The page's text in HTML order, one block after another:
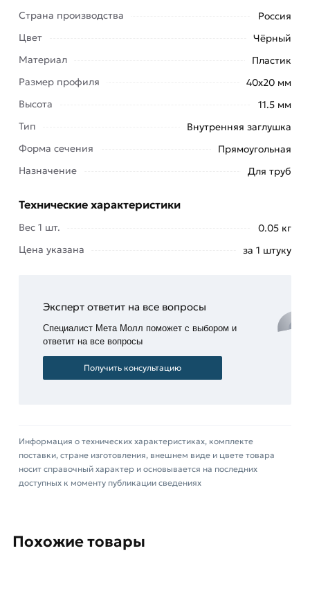
Пластиковые заглушки прямоугольной формы
типа. Такие элементы обеспечивают
конструкции защиту, так как предохраняют
попадание пыли и влаги, тем самым продлевая
эксплуатационный срок труб.
Универсальность пластиковых заглушек
их для решения разного рода задач. Заглушки
40х20 мм применяются при производстве
производственных емкостей, гидравлических
Основная функция прямоугольных заглушек
заключается в обеспечении эстетичного
внешнего вида конструкций. Кроме того, без
и прочих изделий с трубчатыми деталями, ведь
любом количестве непосредственно в день
обращения. Чтобы узнать цену или заказать
продукцию позвоните нам.
кнопку«Быстрый заказ»
Страна производства
Россия
Цвет
Чёрный
Материал
Пластик
Размер профиля
40х20 мм
Высота
11.5 мм
Тип
Внутренняя заглушка
Форма сечения
Прямоугольная
Назначение
Для труб
Технические характеристики
Вес 1 шт.
0.05 кг
Цена указана
за 1 штуку
Эксперт ответит на все вопросы
Специалист Мета Молл поможет с выбором и
ответит на все вопросы
Получить консультацию
Информация о технических характеристиках, комплекте
поставки, стране изготовления, внешнем виде и цвете товара
носит справочный характер и основывается на последних
доступных к моменту публикации сведениях
Похожие товары